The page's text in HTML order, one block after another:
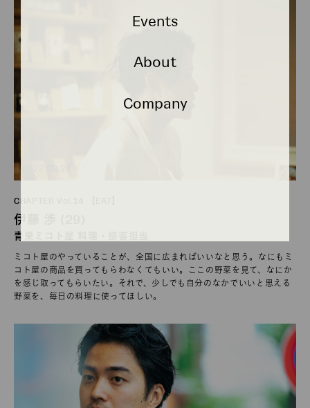
Events
About
Company
CHAPTER Vol.14 【EAT】
伊藤 渉 (29)
青果ミコト屋 料理・接客担当
ミコト屋のやっていることが、全国に広まればいいなと思う。なにもミ
コト屋の商品を買ってもらわなくてもいい。ここの野菜を見て、なにか
を感じ取ってもらいたい。それで、少しでも自分のなかでいいと思える
野菜を、毎日の料理に使ってほしい。